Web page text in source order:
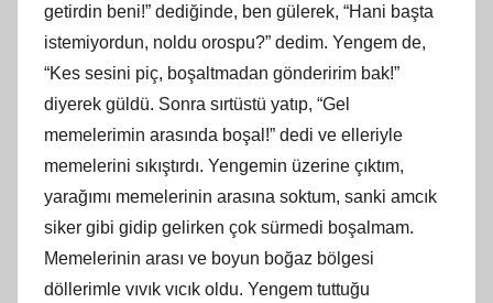
getirdin beni!” dediğinde, ben gülerek, “Hani başta
istemiyordun, noldu orospu?” dedim. Yengem de,
“Kes sesini piç, boşaltmadan gönderirim bak!”
diyerek güldü. Sonra sırtüstü yatıp, “Gel
memelerimin arasında boşal!” dedi ve elleriyle
memelerini sıkıştırdı. Yengemin üzerine çıktım,
yarağımı memelerinin arasına soktum, sanki amcık
siker gibi gidip gelirken çok sürmedi boşalmam.
Memelerinin arası ve boyun boğaz bölgesi
döllerimle vıvık vıcık oldu. Yengem tuttuğu